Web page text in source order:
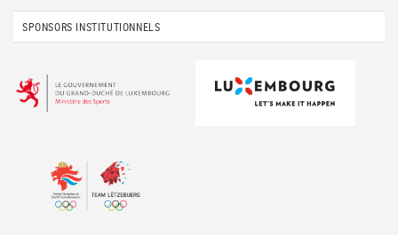
SPONSORS INSTITUTIONNELS